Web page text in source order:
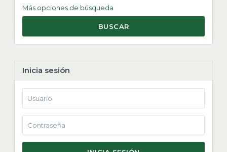
Más opciones de búsqueda
BUSCAR
Inicia sesión